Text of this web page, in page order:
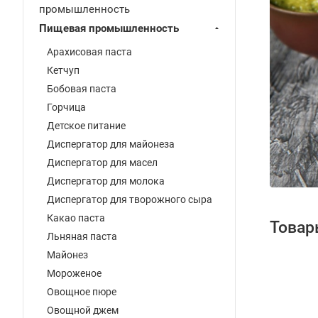
промышленность
Пищевая промышленность
Арахисовая паста
Кетчуп
Бобовая паста
Горчица
Детское питание
Диспергатор для майонеза
Диспергатор для масел
Диспергатор для молока
Диспергатор для творожного сыра
Какао паста
Льняная паста
Майонез
Мороженое
Овощное пюре
Овощной джем